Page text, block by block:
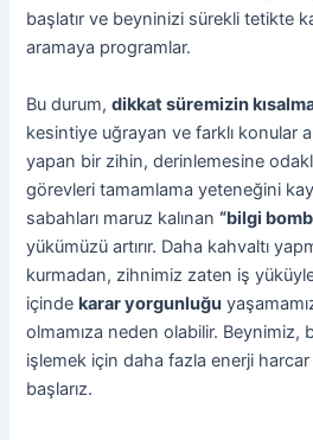
başlatır ve beyninizi sürekli tetikte
aramaya programlar.
Bu durum,dikkat süremizin
kesintiye uğrayan ve farklı konular
yapan bir zihin, derinlemesine
görevleri tamamlama yeteneğini
sabahları maruz kalınan“bilgi
yükümüzü artırır. Daha kahvaltı
kurmadan, zihnimiz zaten iş
içindekarar yorgunluğu
olmamıza neden olabilir. Beynimiz,
işlemek için daha fazla enerji
başlarız.